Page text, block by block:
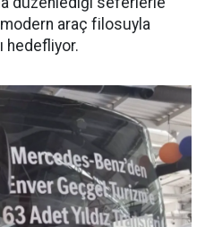
modern araç filosuyla
hedefliyor.